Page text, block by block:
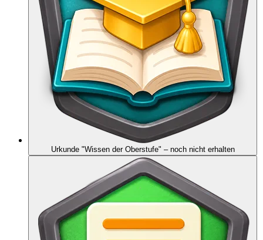
Urkunde "Wissen der Oberstufe" – noch nicht erhalten